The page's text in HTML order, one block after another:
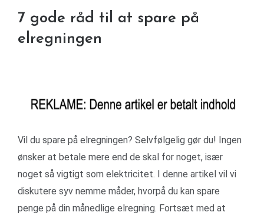
7 gode råd til at spare på
elregningen
Vil du spare på elregningen? Selvfølgelig gør du! Ingen
ønsker at betale mere end de skal for noget, især
noget så vigtigt som elektricitet. I denne artikel vil vi
diskutere syv nemme måder, hvorpå du kan spare
penge på din månedlige elregning. Fortsæt med at